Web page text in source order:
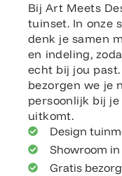
Bij Art Meets
tuinset. In onze
denk je samen
en indeling,
echt bij jou past.
bezorgen we je
persoonlijk bij
uitkomt.
Design
Showroom
Gratis